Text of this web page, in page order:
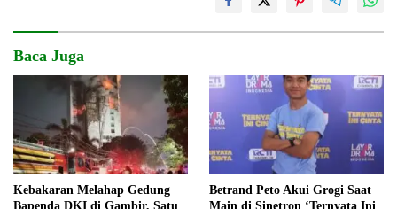
Baca Juga
Kebakaran Melahap Gedung
Bapenda DKI di Gambir, Satu
Betrand Peto Akui Grogi Saat
Main di Sinetron ‘Ternyata Ini